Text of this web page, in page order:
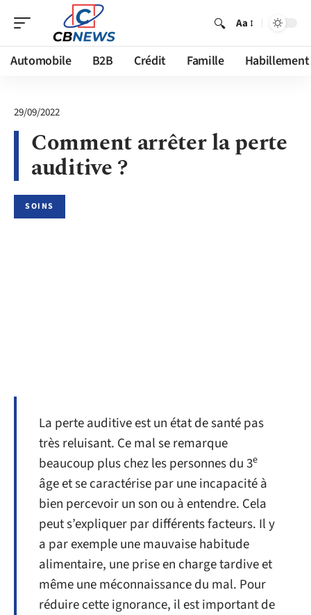
Aa
Automobile B2B Crédit Famille Habillement
29/09/2022
Comment arrêter la perte
auditive ?
SOINS
La perte auditive est un état de santé pas
très reluisant. Ce mal se remarque
beaucoup plus chez les personnes du 3e
âge et se caractérise par une incapacité à
bien percevoir un son ou à entendre. Cela
peut s’expliquer par différents facteurs. Il y
a par exemple une mauvaise habitude
alimentaire, une prise en charge tardive et
même une méconnaissance du mal. Pour
réduire cette ignorance, il est important de